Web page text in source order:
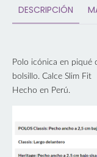
DESCRIPCIÓN
Polo icónica en piqué
bolsillo. Calce Slim Fit
Hecho en Perú.